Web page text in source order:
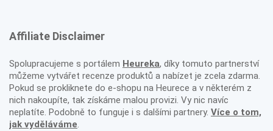
Affiliate Disclaimer
Spolupracujeme s portálem Heureka, díky tomuto partnerství
můžeme vytvářet recenze produktů a nabízet je zcela zdarma.
Pokud se prokliknete do e-shopu na Heurece a v některém z
nich nakoupíte, tak získáme malou provizi. Vy nic navíc
neplatíte. Podobně to funguje i s dalšími partnery. Více o tom,
jak vyděláváme.